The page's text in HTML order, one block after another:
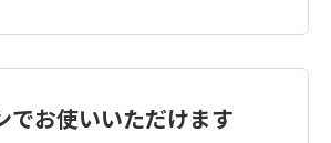
でお使いいただけます